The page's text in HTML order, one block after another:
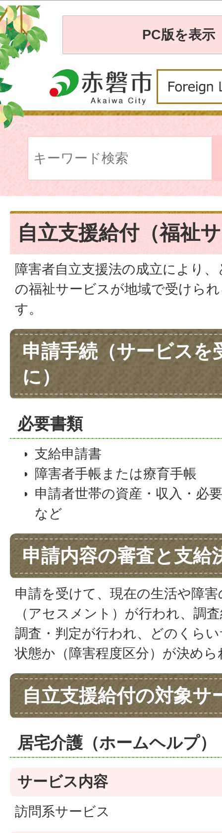
PC版を表示
自立支援給付（福祉
障害者自立支援法の成立により
の福祉サービスが地域で受けら
す。
申請手続（サービスを
に）
必要書類
支給申請書
障害者手帳または療育手帳
申請者世帯の資産・収入・必
など
申請内容の審査と支給
申請を受けて、現在の生活や障
（アセスメント）が行われ、調
調査・判定が行われ、どのくら
状態か（障害程度区分）が決め
自立支援給付の対象サ
居宅介護（ホームヘルプ）
サービス内容
訪問系サービス